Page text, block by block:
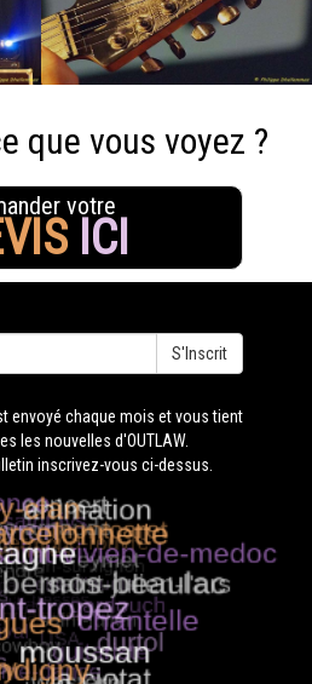
que vous voyez ?
votre
ICI
S'Inscrit
envoyé chaque mois et vous tient
les nouvelles d'OUTLAW.
inscrivez-vous ci-dessus.